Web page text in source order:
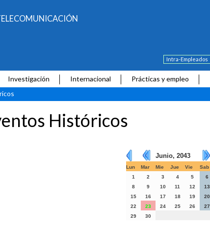
Intra-Empleados
Investigación Internacional
Prácticas y empleo
Históricos
Junio, 2043
Lun Mar Mie Jue Vie Sab
1
2 3 4 5 6
8
9 10 11 12 13
15
16 17 18 19 20
22
23 24 25 26 27
29
30